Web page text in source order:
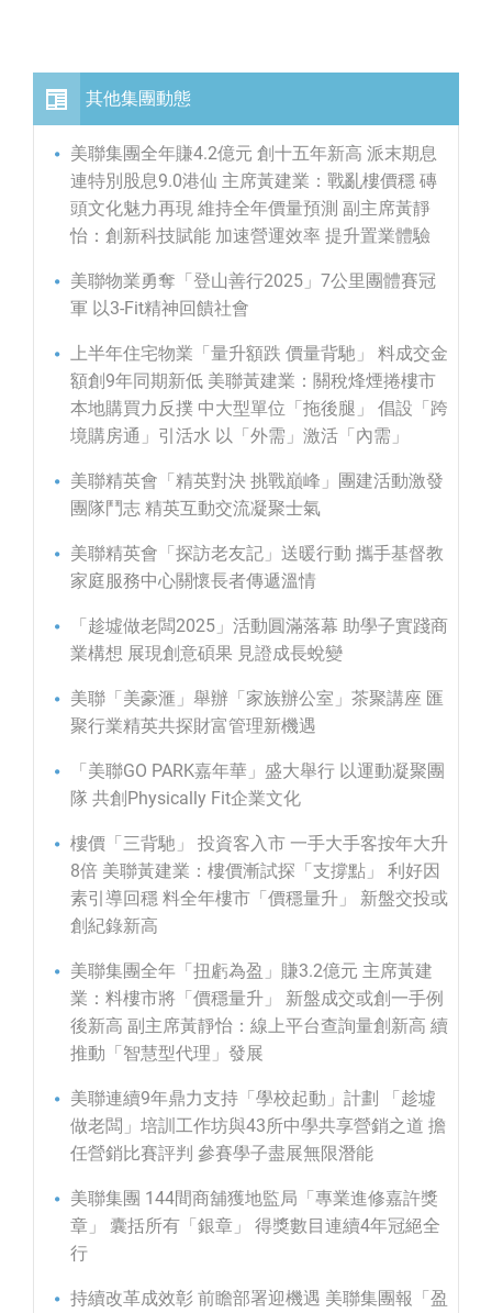
其他集團動態
美聯集團全年賺4.2億元 創十五年新高 派末期息
連特別股息9.0港仙 主席黃建業：戰亂樓價穩 磚
頭文化魅力再現 維持全年價量預測 副主席黃靜
怡：創新科技賦能 加速營運效率 提升置業體驗
美聯物業勇奪「登山善行2025」7公里團體賽冠
軍 以3-Fit精神回饋社會
上半年住宅物業「量升額跌 價量背馳」 料成交金
額創9年同期新低 美聯黃建業：關稅烽煙捲樓市
本地購買力反撲 中大型單位「拖後腿」 倡設「跨
境購房通」引活水 以「外需」激活「內需」
美聯精英會「精英對決 挑戰巔峰」團建活動激發
團隊鬥志 精英互動交流凝聚士氣
美聯精英會「探訪老友記」送暖行動 攜手基督教
家庭服務中心關懷長者傳遞溫情
「趁墟做老闆2025」活動圓滿落幕 助學子實踐商
業構想 展現創意碩果 見證成長蛻變
美聯「美豪滙」舉辦「家族辦公室」茶聚講座 匯
聚行業精英共探財富管理新機遇
「美聯GO PARK嘉年華」盛大舉行 以運動凝聚團
隊 共創Physically Fit企業文化
樓價「三背馳」 投資客入市 一手大手客按年大升
8倍 美聯黃建業：樓價漸試探「支撐點」 利好因
素引導回穩 料全年樓市「價穩量升」 新盤交投或
創紀錄新高
美聯集團全年「扭虧為盈」賺3.2億元 主席黃建
業：料樓市將「價穩量升」 新盤成交或創一手例
後新高 副主席黃靜怡：線上平台查詢量創新高 續
推動「智慧型代理」發展
美聯連續9年鼎力支持「學校起動」計劃 「趁墟
做老闆」培訓工作坊與43所中學共享營銷之道 擔
任營銷比賽評判 參賽學子盡展無限潛能
美聯集團 144間商舖獲地監局「專業進修嘉許獎
章」 囊括所有「銀章」 得獎數目連續4年冠絕全
行
持續改革成效彰 前瞻部署迎機遇 美聯集團報「盈